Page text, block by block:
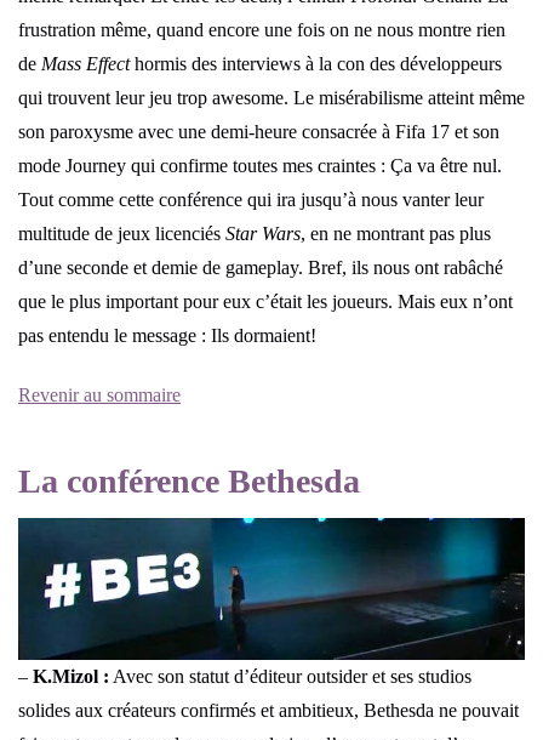
frustration même, quand encore une fois on ne nous montre rien
de Mass Effecthormis des interviews à la con des développeurs
qui trouvent leur jeu trop awesome. Le misérabilisme atteint même
son paroxysme avec une demi-heure consacrée à Fifa 17 et son
mode Journey qui confirme toutes mes craintes : Ça va être nul.
Tout comme cette conférence qui ira jusqu’à nous vanter leur
multitude de jeux licenciés Star Wars, en ne montrant pas plus
d’une seconde et demie de gameplay. Bref, ils nous ont rabâché
que le plus important pour eux c’était les joueurs. Mais eux n’ont
pas entendu le message : Ils dormaient!
Revenir au sommaire
La conférence Bethesda
– K.Mizol : Avec son statut d’éditeur outsider et ses studios
solides aux créateurs confirmés et ambitieux, Bethesda ne pouvait